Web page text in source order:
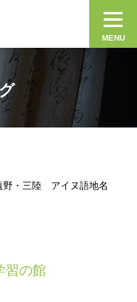
MENU
野・三陸 アイヌ語地名
習の館